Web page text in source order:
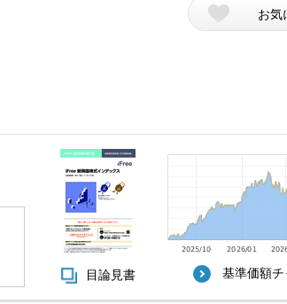
お気
目論見書
基準価額